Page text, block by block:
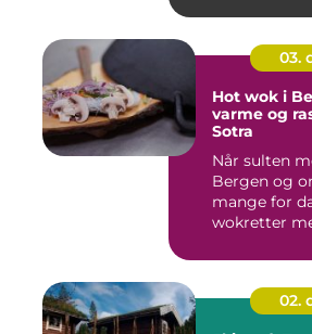
03.
Hot wok i
varme og
Sotra
Når sulten
Bergen og
mange for
wokretter
02.